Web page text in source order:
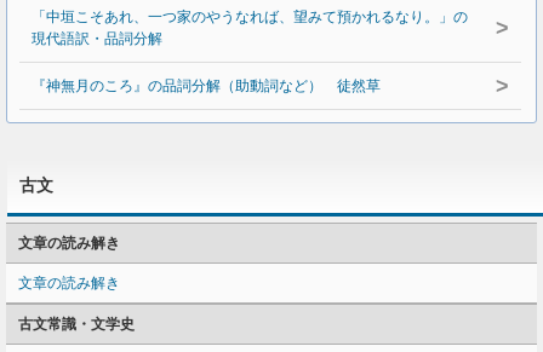
「中垣こそあれ、一つ家のやうなれば、望みて預かれるなり。」の
現代語訳・品詞分解
>
『神無月のころ』の品詞分解（助動詞など） 徒然草 >
古文
文章の読み解き
文章の読み解き
古文常識・文学史